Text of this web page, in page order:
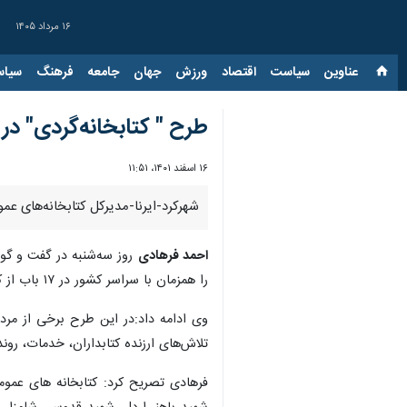
۱۶ مرداد ۱۴۰۵
عناوین‌ سیاست اقتصاد ورزش جهان جامعه فرهنگ
طرح " کتابخانه‌گردی"
۱۶ اسفند ۱۴۰۱، ۱۱:۵۱